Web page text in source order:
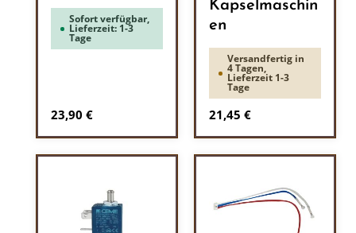
Sofort verfügbar,
Lieferzeit: 1-3
Tage
Regulärer Preis:
23,90 €
Kapselmaschin
en
Versandfertig in
4 Tagen,
Lieferzeit 1-3
Tage
Regulärer Preis:
21,45 €